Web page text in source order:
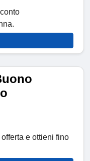
e ottieni fino